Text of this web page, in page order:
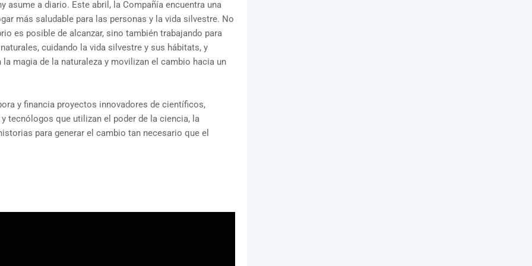
asume a diario. Este abril, la Compañía encuentra una
más saludable para las personas y la vida silvestre. No
es posible de alcanzar, sino también trabajando para
cuidando la vida silvestre y sus hábitats, y
magia de la naturaleza y movilizan el cambio hacia un
y financia proyectos innovadores de científicos,
tecnólogos que utilizan el poder de la ciencia, la
para generar el cambio tan necesario que el